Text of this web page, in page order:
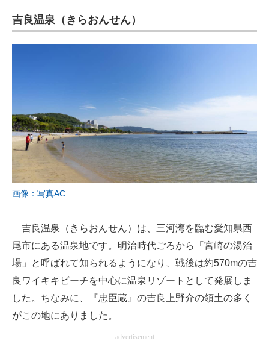
建設×テクノロジーの最前線
吉良温泉（きらおんせん）
画像：写真AC
吉良温泉（きらおんせん）は、三河湾を臨む愛知県西
尾市にある温泉地です。明治時代ごろから「宮崎の湯治
場」と呼ばれて知られるようになり、戦後は約570mの吉
良ワイキキビーチを中心に温泉リゾートとして発展しま
した。ちなみに、『忠臣蔵』の吉良上野介の領土の多く
がこの地にありました。
advertisement